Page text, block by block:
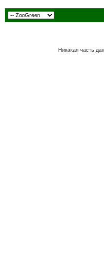
Никакая часть